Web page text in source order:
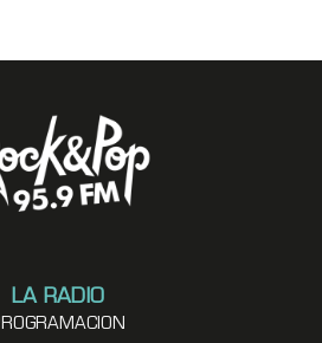
LA RADIO